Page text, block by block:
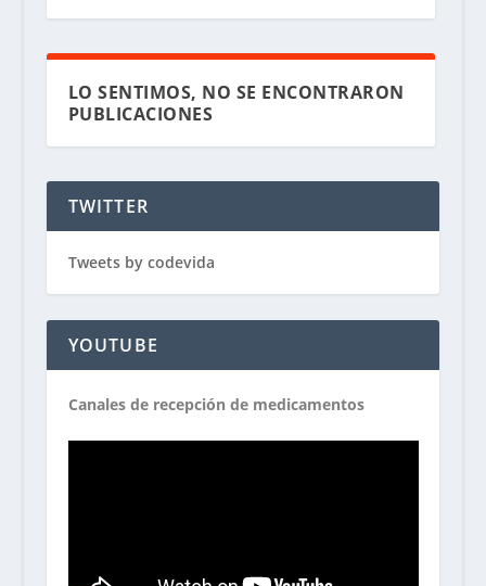
LO SENTIMOS, NO SE ENCONTRARON
PUBLICACIONES
TWITTER
Tweets by codevida
YOUTUBE
Canales de recepción de medicamentos